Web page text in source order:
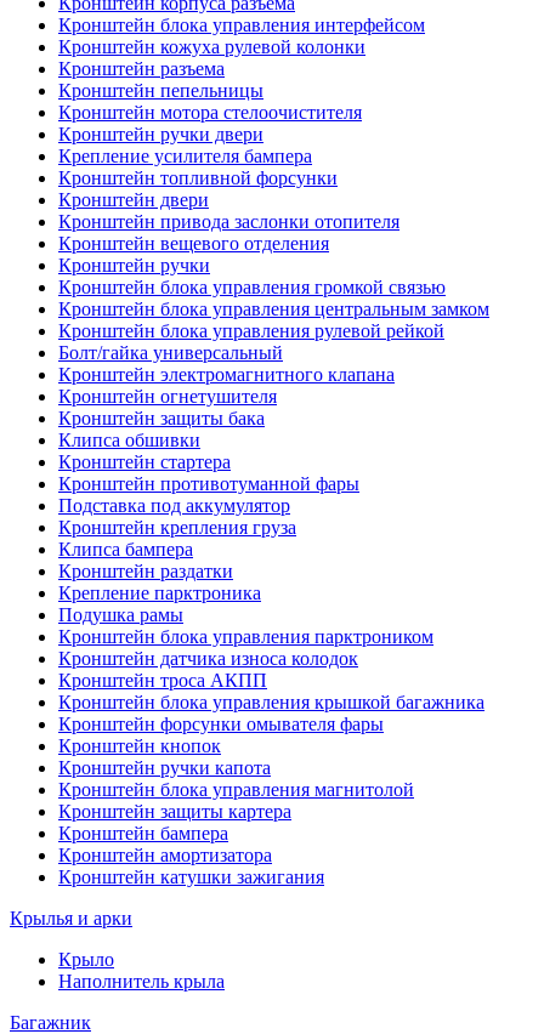
Кронштейн блока управления интерфейсом
Кронштейн кожуха рулевой колонки
Кронштейн разъема
Кронштейн пепельницы
Кронштейн мотора стелоочистителя
Кронштейн ручки двери
Крепление усилителя бампера
Кронштейн топливной форсунки
Кронштейн двери
Кронштейн привода заслонки отопителя
Кронштейн вещевого отделения
Кронштейн ручки
Кронштейн блока управления громкой связью
Кронштейн блока управления центральным замком
Кронштейн блока управления рулевой рейкой
Болт/гайка универсальный
Кронштейн электромагнитного клапана
Кронштейн огнетушителя
Кронштейн защиты бака
Клипса обшивки
Кронштейн стартера
Кронштейн противотуманной фары
Подставка под аккумулятор
Кронштейн крепления груза
Клипса бампера
Кронштейн раздатки
Крепление парктроника
Подушка рамы
Кронштейн блока управления парктроником
Кронштейн датчика износа колодок
Кронштейн троса АКПП
Кронштейн блока управления крышкой багажника
Кронштейн форсунки омывателя фары
Кронштейн кнопок
Кронштейн ручки капота
Кронштейн блока управления магнитолой
Кронштейн защиты картера
Кронштейн бампера
Кронштейн амортизатора
Кронштейн катушки зажигания
Крылья и арки
Крыло
Наполнитель крыла
Багажник